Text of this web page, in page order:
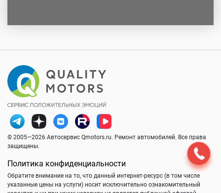
© 2005—2026 Автосервис Qmotors.ru. Ремонт автомобилей. Все права
защищены.
Политика конфиденциальности
Обратите внимание на то, что данный интернет-ресурс (в том числе
указанные цены на услуги) носит исключительно ознакомительный